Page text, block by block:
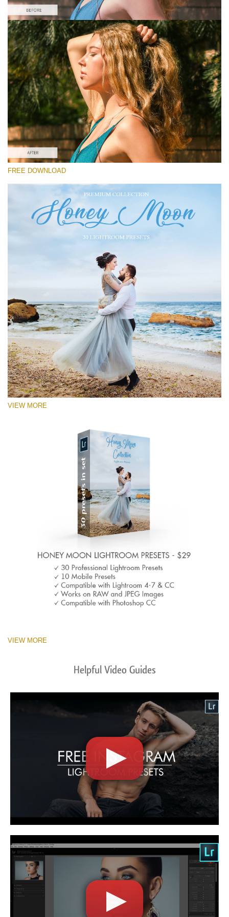
Proszę wybrać
Free Instagram Preset #32
Honey Moon
(30 Lr Presets)
Luxe Wedding
(230 Lr Presets)
Entire Collection
(2067 Lr Presets)
Darmowe Pobieranie
FREE DOWNLOAD
VIEW MORE
VIEW MORE
Helpful Video Guides